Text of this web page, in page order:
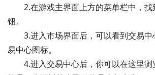
2.在游戏主界面上方的菜单栏中，找
钮。
3.进入市场界面后，可以看到交易
易中心图标。
4.进入交易中心后，你可以在这里